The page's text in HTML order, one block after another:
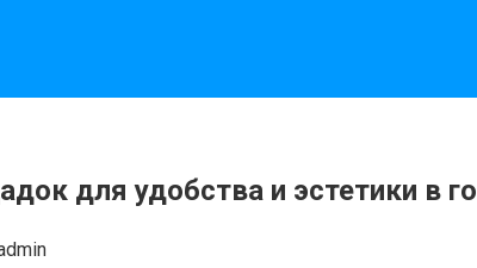
для удобства и эстетики в